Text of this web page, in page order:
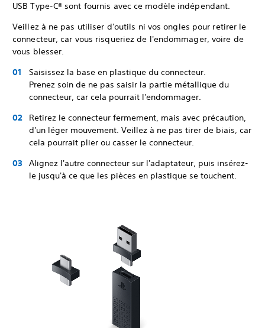
USB Type-C® sont fournis avec ce modèle indépendant.
Veillez à ne pas utiliser d'outils ni vos ongles pour retirer le
connecteur, car vous risqueriez de l'endommager, voire de
vous blesser.
Saisissez la base en plastique du connecteur.
Prenez soin de ne pas saisir la partie métallique du
connecteur, car cela pourrait l'endommager.
Retirez le connecteur fermement, mais avec précaution,
d'un léger mouvement. Veillez à ne pas tirer de biais, car
cela pourrait plier ou casser le connecteur.
Alignez l'autre connecteur sur l'adaptateur, puis insérez-
le jusqu'à ce que les pièces en plastique se touchent.